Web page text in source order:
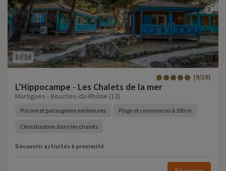
1 / 16
L'Hippocampe - Les Chalets de la mer
(9/10)
Martigues - Bouches-du-Rhône (13)
Piscine et pataugeoire extérieures Plage et commerces à 300 m
Climatisation dans les chalets
Découvrir activités à proximité